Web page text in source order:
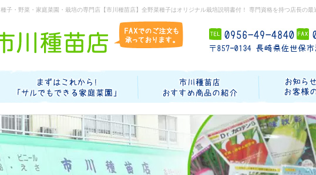
種子・野菜・家庭菜園・栽培の専門店【市川種苗店】全野菜種子はオリジナル栽培説明書付！ 専門資格を持つ店長の